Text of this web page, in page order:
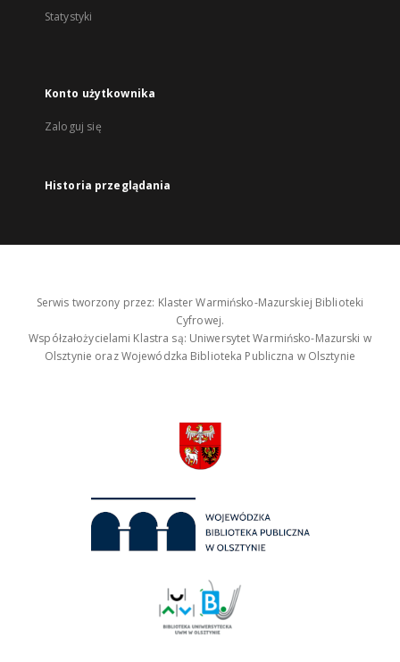
Statystyki
Konto użytkownika
Zaloguj się
Historia przeglądania
Serwis tworzony przez: Klaster Warmińsko-Mazurskiej Biblioteki
Cyfrowej.
Współzałożycielami Klastra są: Uniwersytet Warmińsko-Mazurski w
Olsztynie oraz Wojewódzka Biblioteka Publiczna w Olsztynie